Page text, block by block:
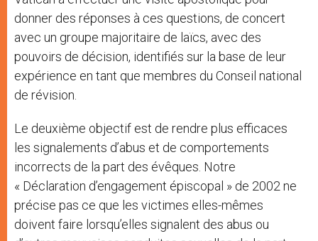
donner des réponses à ces questions, de concert
avec un groupe majoritaire de laïcs, avec des
pouvoirs de décision, identifiés sur la base de leur
expérience en tant que membres du Conseil national
de révision.
Le deuxième objectif est de rendre plus efficaces
les signalements d’abus et de comportements
incorrects de la part des évêques. Notre
« Déclaration d’engagement épiscopal » de 2002 ne
précise pas ce que les victimes elles-mêmes
doivent faire lorsqu’elles signalent des abus ou